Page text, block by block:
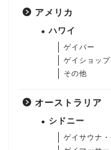
アメリカ
ハワイ
ゲイバー
ゲイショップ
その他
オーストラリア
シドニー
ゲイサウナ